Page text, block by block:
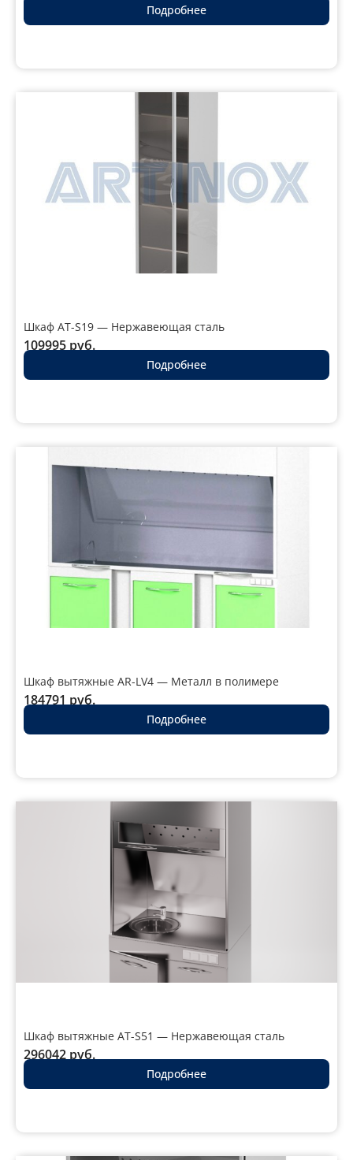
Подробнее
Шкаф AT-S19 — Нержавеющая сталь
109995 руб.
Подробнее
Шкаф вытяжные AR-LV4 — Металл в полимере
184791 руб.
Подробнее
Шкаф вытяжные AT-S51 — Нержавеющая сталь
296042 руб.
Подробнее